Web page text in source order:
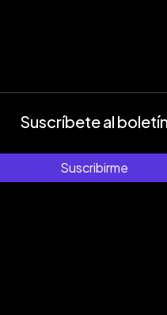
Suscríbete al boletín
Suscribirme